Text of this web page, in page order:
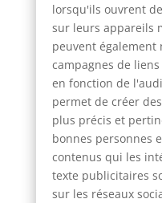
lorsqu'ils ouvrent
sur leurs appareils
peuvent également
campagnes de
en fonction de
permet de créer
plus précis et
bonnes personnes
contenus qui les
texte publicitaires
sur les réseaux